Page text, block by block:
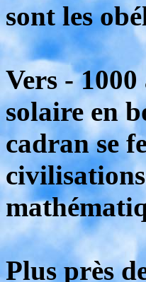
sont les
Vers -
solaire en
cadran se
Plus près